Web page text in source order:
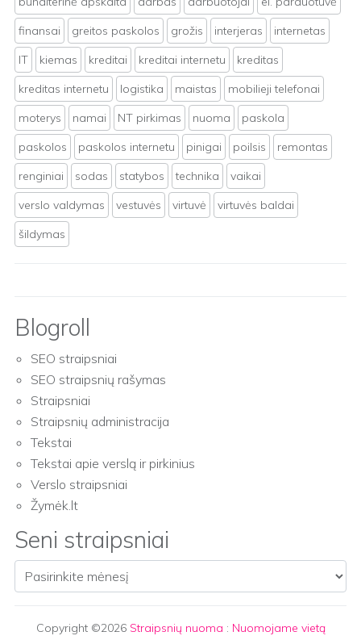
finansai
greitos paskolos grožis interjeras
internetas
IT
kiemas kreditai kreditai internetu
kreditas
kreditas internetu
logistika maistas
mobilieji telefonai
moterys
namai NT pirkimas nuoma
paskola
paskolos
paskolos internetu pinigai poilsis
remontas
renginiai
sodas statybos technika
vaikai
verslo valdymas
vestuvės virtuvė
virtuvės baldai
šildymas
Blogroll
SEO straipsniai
SEO straipsnių rašymas
Straipsniai
Straipsnių administracija
Tekstai
Tekstai apie verslą ir pirkinius
Verslo straipsniai
Žymėk.lt
Seni straipsniai
Seni straipsniai
Copyright ©2026 Straipsnių nuoma : Nuomojame vietą